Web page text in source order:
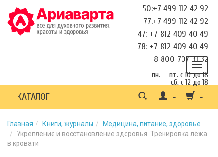
50:+7 499 112 42 92
77:+7 499 112 42 92
47: +7 812 409 40 49
78: +7 812 409 40 49
8 800 707 31 32
пн. — пт. с 10 до 18
сб. с 12 до 18
КАТАЛОГ
Главная Книги, журналы
Медицина, питание, здоровье
Укрепление и восстановление здоровья. Тренировка лёжа
в кровати